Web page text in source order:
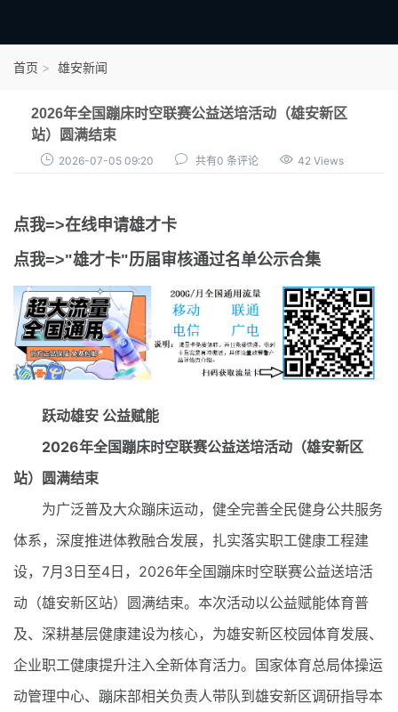
审核通过公示
首页 雄安新闻
2026年全国蹦床时空联赛公益送培活动（雄安新区
站）圆满结束
2026-07-05 09:20 共有0 条评论 42 Views
点我=>在线申请雄才卡
点我=>"雄才卡"历届审核通过名单公示合集
跃动雄安 公益赋能
2026年全国蹦床时空联赛公益送培活动（雄安新区
站）圆满结束
为广泛普及大众蹦床运动，健全完善全民健身公共服务
体系，深度推进体教融合发展，扎实落实职工健康工程建
设，7月3日至4日，2026年全国蹦床时空联赛公益送培活
动（雄安新区站）圆满结束。本次活动以公益赋能体育普
及、深耕基层健康建设为核心，为雄安新区校园体育发展、
企业职工健康提升注入全新体育活力。国家体育总局体操运
动管理中心、蹦床部相关负责人带队到雄安新区调研指导本